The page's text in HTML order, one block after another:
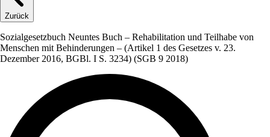
Zurück
Sozialgesetzbuch Neuntes Buch – Rehabilitation und Teilhabe von
Menschen mit Behinderungen – (Artikel 1 des Gesetzes v. 23.
Dezember 2016, BGBl. I S. 3234) (SGB 9 2018)